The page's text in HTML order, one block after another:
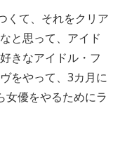
くて、それをクリア
と思って、アイド
きなアイドル・フ
をやって、3カ月に
女優をやるためにラ